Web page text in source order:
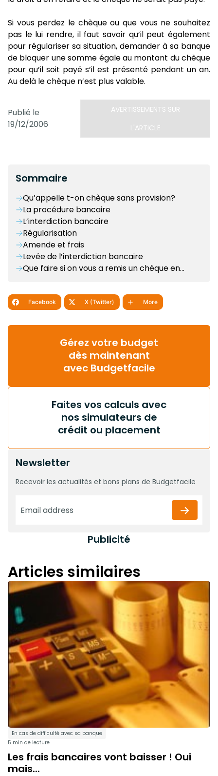
Si vous perdez le chèque ou que vous ne souhaitez
pas le lui rendre, il faut savoir qu’il peut également
pour régulariser sa situation, demander à sa banque
de bloquer une somme égale au montant du chèque
pour qu’il soit payé s’il est présenté pendant un an.
Au delà le chèque n’est plus valable.
Publié le
19/12/2006
AVERTISSEMENTS SUR
L'ARTICLE
Sommaire
Qu’appelle t-on chèque sans provision?
La procédure bancaire
L’interdiction bancaire
Régularisation
Amende et frais
Levée de l’interdiction bancaire
Que faire si on vous a remis un chèque en…
Facebook X (Twitter) More
Gérez votre budget
dès maintenant
avec Budgetfacile
Faites vos calculs avec
nos simulateurs de
crédit ou placement
Newsletter
Recevoir les actualités et bons plans de Budgetfacile
Publicité
Articles similaires
En cas de difficulté avec sa banque
5 min de lecture
Les frais bancaires vont baisser ! Oui
mais...